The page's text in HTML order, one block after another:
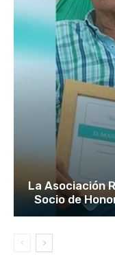
La Asociación
Socio de